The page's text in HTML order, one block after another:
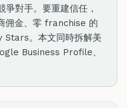
對手。要重建信任，
佣金、零 franchise 的
。本文同時拆解美
Business Profile、